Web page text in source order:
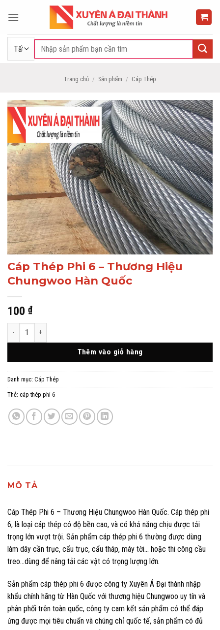
qua
Tìm
Trang chủ / Sản phẩm / Cáp Thép
Cáp Thép Phi 6 – Thương Hiệu
Chungwoo Hàn Quốc
100 ₫
Cáp Thép Phi 6 - Thương Hiệu Chungwoo Hàn Quốc số lượng
Thêm vào giỏ hàng
Danh mục: Cáp Thép
Thẻ: cáp thép phi 6
MÔ TẢ
Cáp Thép Phi 6 – Thương Hiệu Chungwoo Hàn Quốc. Cáp thép phi
6, là loại cáp thép có độ bền cao, và có khả năng chịu được tải
trọng lớn vượt trội. Sản phẩm cáp thép phi 6 thường được dùng
làm dây cần trục, cẩu trục, cẩu tháp, máy tời… hoặc thi công cầu
treo…dùng để nâng tải các vật có trọng lượng lớn.
Sản phẩm cáp thép phi 6 được công ty Xuyên Á Đại thành nhập
khẩu chính hãng từ Hàn Quốc với thương hiệu Chungwoo uy tín và
phân phối trên toàn quốc, công ty cam kết sản phẩm có thể đáp
ứng được mọi tiêu chuẩn và chúng chỉ quốc tế, sản phẩm có đủ